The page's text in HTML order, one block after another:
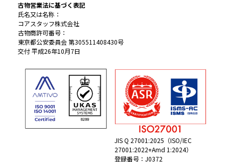
古物営業法に基づく表記
氏名又は名称：
コアスタッフ株式会社
古物商許可番号：
東京都公安委員会 第305511408430号
交付 平成26年10月7日
JIS Q 27001:2025（ISO/IEC
27001:2022+Amd 1:2024）
登録番号：J0372